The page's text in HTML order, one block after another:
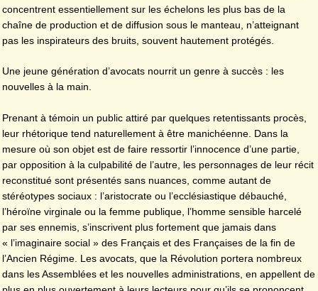
concentrent essentiellement sur les échelons les plus bas de la
chaîne de production et de diffusion sous le manteau, n’atteignant
pas les inspirateurs des bruits, souvent hautement protégés.
Une jeune génération d’avocats nourrit un genre à succès : les
nouvelles à la main.
Prenant à témoin un public attiré par quelques retentissants procès,
leur rhétorique tend naturellement à être manichéenne. Dans la
mesure où son objet est de faire ressortir l’innocence d’une partie,
par opposition à la culpabilité de l’autre, les personnages de leur récit
reconstitué sont présentés sans nuances, comme autant de
stéréotypes sociaux : l’aristocrate ou l’ecclésiastique débauché,
l’héroïne virginale ou la femme publique, l’homme sensible harcelé
par ses ennemis, s’inscrivent plus fortement que jamais dans
« l’imaginaire social » des Français et des Françaises de la fin de
l’Ancien Régime. Les avocats, que la Révolution portera nombreux
dans les Assemblées et les nouvelles administrations, en appellent de